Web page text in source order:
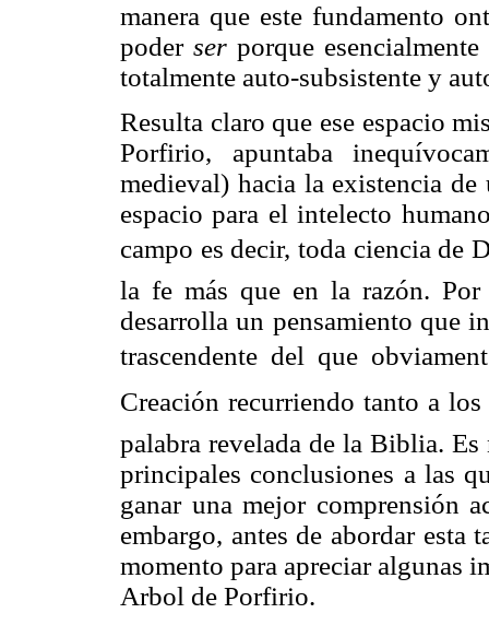
manera que este fundamento
poderser porque esencialmente
totalmente auto-subsistente y
Resulta claro que ese espacio
Porfirio, apuntaba
medieval) hacia la existencia
espacio para el intelecto
campo es decir, toda ciencia de
la fe más que en la razón.
desarrolla un pensamiento que
trascendente del que
Creación recurriendo tanto a
palabra revelada de la Biblia. Es
principales conclusiones a las
ganar una mejor comprensión
embargo, antes de abordar esta
momento para apreciar algunas
Arbol de Porfirio.